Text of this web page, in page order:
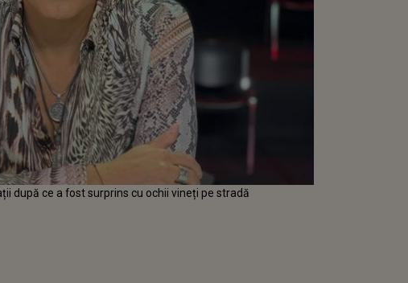
după ce a fost surprins cu ochii vineți pe stradă